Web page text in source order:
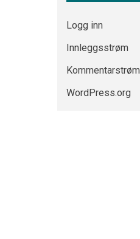
Logg inn
Innleggsstrøm
Kommentarstrøm
WordPress.org